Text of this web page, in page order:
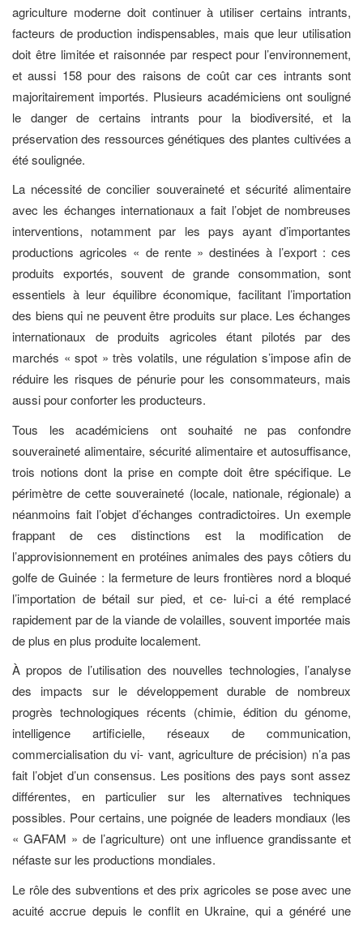
agriculture moderne doit continuer à utiliser certains intrants,
facteurs de production indispensables, mais que leur utilisation
doit être limitée et raisonnée par respect pour l’environnement,
et aussi 158 pour des raisons de coût car ces intrants sont
majoritairement importés. Plusieurs académiciens ont souligné
le danger de certains intrants pour la biodiversité, et la
préservation des ressources génétiques des plantes cultivées a
été soulignée.
La nécessité de concilier souveraineté et sécurité alimentaire
avec les échanges internationaux a fait l’objet de nombreuses
interventions, notamment par les pays ayant d’importantes
productions agricoles « de rente » destinées à l’export : ces
produits exportés, souvent de grande consommation, sont
essentiels à leur équilibre économique, facilitant l’importation
des biens qui ne peuvent être produits sur place. Les échanges
internationaux de produits agricoles étant pilotés par des
marchés « spot » très volatils, une régulation s’impose afin de
réduire les risques de pénurie pour les consommateurs, mais
aussi pour conforter les producteurs.
Tous les académiciens ont souhaité ne pas confondre
souveraineté alimentaire, sécurité alimentaire et autosuffisance,
trois notions dont la prise en compte doit être spécifique. Le
périmètre de cette souveraineté (locale, nationale, régionale) a
néanmoins fait l’objet d’échanges contradictoires. Un exemple
frappant de ces distinctions est la modification de
l’approvisionnement en protéines animales des pays côtiers du
golfe de Guinée : la fermeture de leurs frontières nord a bloqué
l’importation de bétail sur pied, et ce- lui-ci a été remplacé
rapidement par de la viande de volailles, souvent importée mais
de plus en plus produite localement.
À propos de l’utilisation des nouvelles technologies, l’analyse
des impacts sur le développement durable de nombreux
progrès technologiques récents (chimie, édition du génome,
intelligence artificielle, réseaux de communication,
commercialisation du vi- vant, agriculture de précision) n’a pas
fait l’objet d’un consensus. Les positions des pays sont assez
différentes, en particulier sur les alternatives techniques
possibles. Pour certains, une poignée de leaders mondiaux (les
« GAFAM » de l’agriculture) ont une influence grandissante et
néfaste sur les productions mondiales.
Le rôle des subventions et des prix agricoles se pose avec une
acuité accrue depuis le conflit en Ukraine, qui a généré une